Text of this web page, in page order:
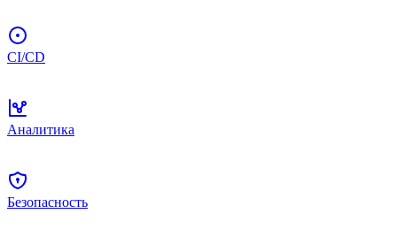
CI/CD
Аналитика
Безопасность